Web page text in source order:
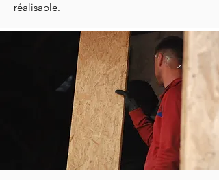
réalisable.